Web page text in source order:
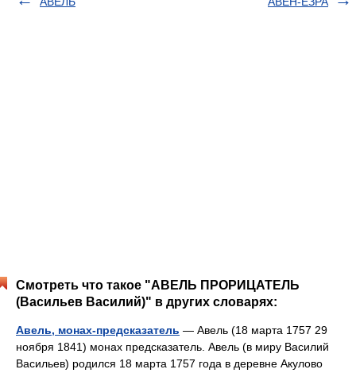
Смотреть что такое "АВЕЛЬ ПРОРИЦАТЕЛЬ
(Васильев Василий)" в других словарях:
Авель, монах-предсказатель — Авель (18 марта 1757 29
ноября 1841) монах предсказатель. Авель (в миру Василий
Васильев) родился 18 марта 1757 года в деревне Акулово